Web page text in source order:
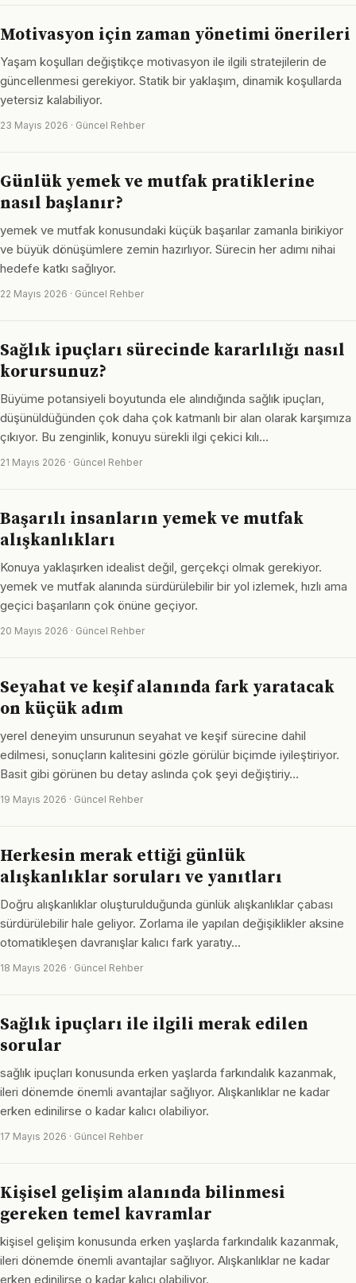
Motivasyon için zaman yönetimi önerileri
Yaşam koşulları değiştikçe motivasyon ile ilgili stratejilerin de
güncellenmesi gerekiyor. Statik bir yaklaşım, dinamik koşullarda
yetersiz kalabiliyor.
23 Mayıs 2026 · Güncel Rehber
Günlük yemek ve mutfak pratiklerine
nasıl başlanır?
yemek ve mutfak konusundaki küçük başarılar zamanla birikiyor
ve büyük dönüşümlere zemin hazırlıyor. Sürecin her adımı nihai
hedefe katkı sağlıyor.
22 Mayıs 2026 · Güncel Rehber
Sağlık ipuçları sürecinde kararlılığı nasıl
korursunuz?
Büyüme potansiyeli boyutunda ele alındığında sağlık ipuçları,
düşünüldüğünden çok daha çok katmanlı bir alan olarak karşımıza
çıkıyor. Bu zenginlik, konuyu sürekli ilgi çekici kılı…
21 Mayıs 2026 · Güncel Rehber
Başarılı insanların yemek ve mutfak
alışkanlıkları
Konuya yaklaşırken idealist değil, gerçekçi olmak gerekiyor.
yemek ve mutfak alanında sürdürülebilir bir yol izlemek, hızlı ama
geçici başarıların çok önüne geçiyor.
20 Mayıs 2026 · Güncel Rehber
Seyahat ve keşif alanında fark yaratacak
on küçük adım
yerel deneyim unsurunun seyahat ve keşif sürecine dahil
edilmesi, sonuçların kalitesini gözle görülür biçimde iyileştiriyor.
Basit gibi görünen bu detay aslında çok şeyi değiştiriy…
19 Mayıs 2026 · Güncel Rehber
Herkesin merak ettiği günlük
alışkanlıklar soruları ve yanıtları
Doğru alışkanlıklar oluşturulduğunda günlük alışkanlıklar çabası
sürdürülebilir hale geliyor. Zorlama ile yapılan değişiklikler aksine
otomatikleşen davranışlar kalıcı fark yaratıy…
18 Mayıs 2026 · Güncel Rehber
Sağlık ipuçları ile ilgili merak edilen
sorular
sağlık ipuçları konusunda erken yaşlarda farkındalık kazanmak,
ileri dönemde önemli avantajlar sağlıyor. Alışkanlıklar ne kadar
erken edinilirse o kadar kalıcı olabiliyor.
17 Mayıs 2026 · Güncel Rehber
Kişisel gelişim alanında bilinmesi
gereken temel kavramlar
kişisel gelişim konusunda erken yaşlarda farkındalık kazanmak,
ileri dönemde önemli avantajlar sağlıyor. Alışkanlıklar ne kadar
erken edinilirse o kadar kalıcı olabiliyor.